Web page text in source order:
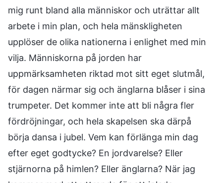
mig runt bland alla människor och uträttar allt
arbete i min plan, och hela mänskligheten
upplöser de olika nationerna i enlighet med min
vilja. Människorna på jorden har
uppmärksamheten riktad mot sitt eget slutmål,
för dagen närmar sig och änglarna blåser i sina
trumpeter. Det kommer inte att bli några fler
fördröjningar, och hela skapelsen ska därpå
börja dansa i jubel. Vem kan förlänga min dag
efter eget godtycke? En jordvarelse? Eller
stjärnorna på himlen? Eller änglarna? När jag